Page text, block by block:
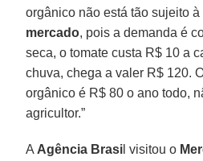
orgânico não está tão sujeito à
mercado, pois a demanda é
seca, o tomate custa R$ 10 a
chuva, chega a valer R$ 120.
orgânico é R$ 80 o ano todo,
agricultor.”
A Agência Brasi l visitou o